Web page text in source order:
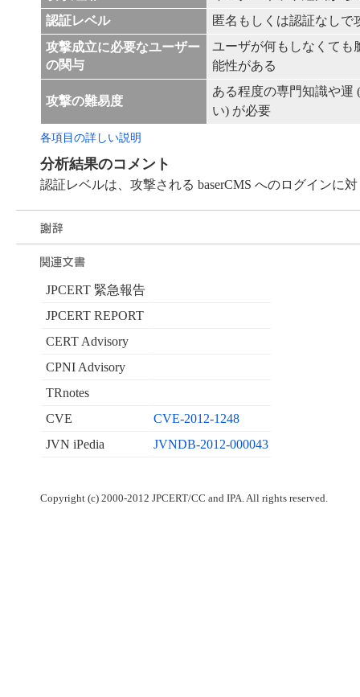
認証レベル
匿名もしくは認証なしで
攻撃成立に必要なユーザー
の関与
ユーザが何もしなくても
能性がある
攻撃の難易度
ある程度の専門知識や運
い) が必要
各項目の詳しい説明
分析結果のコメント
認証レベルは、攻撃される baserCMS へのログインに
JPCERT 緊急報告
JPCERT REPORT
CERT Advisory
CPNI Advisory
TRnotes
CVE
CVE-2012-1248
JVN iPedia
JVNDB-2012-000043
Copyright (c) 2000-2012 JPCERT/CC and IPA. All rights reserved.